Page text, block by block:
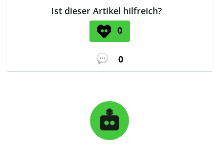
Ist dieser Artikel hilfreich?
0
0